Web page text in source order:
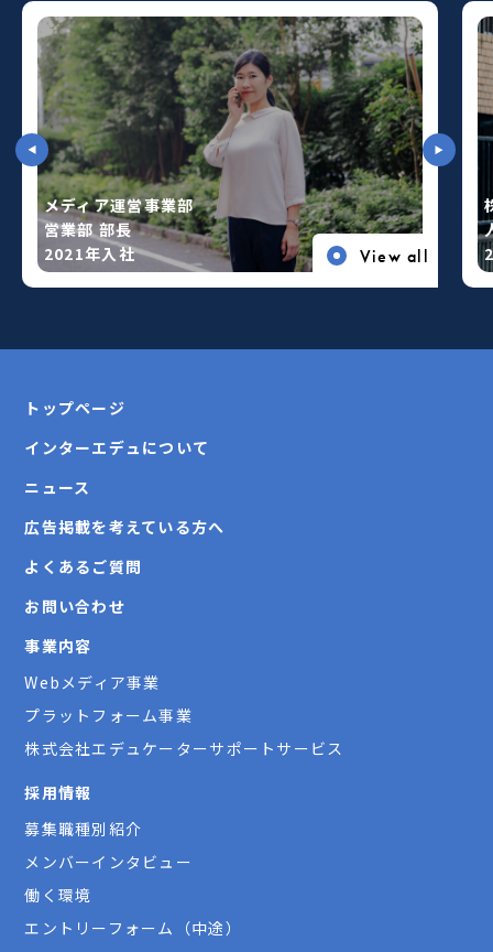
メディア運営事業部
営業部 部⾧
2021年入社
View all
トップページ
インターエデュについて
ニュース
広告掲載を考えている方へ
よくあるご質問
お問い合わせ
事業内容
Webメディア事業
プラットフォーム事業
株式会社エデュケーターサポートサービス
採用情報
募集職種別紹介
メンバーインタビュー
働く環境
エントリーフォーム（中途）